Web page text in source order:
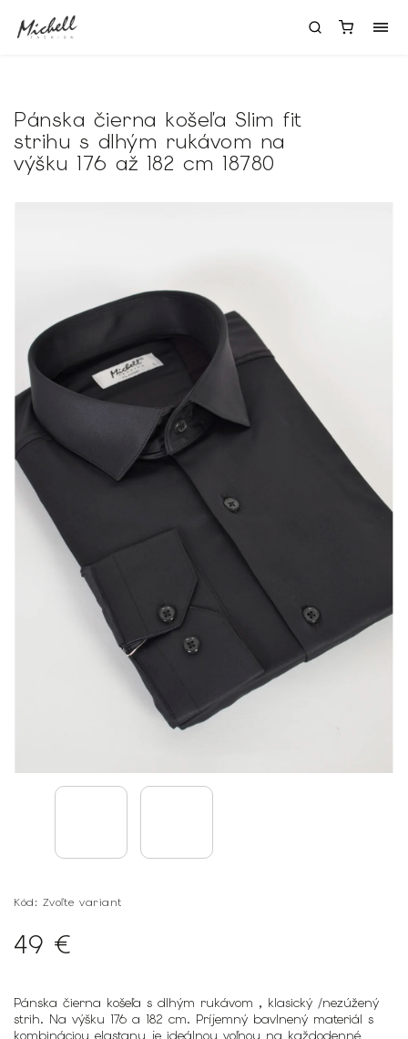
Pánska čierna košeľa Slim fit
strihu s dlhým rukávom na
výšku 176 až 182 cm 18780
Kód: Zvoľte variant
49 €
Pánska čierna košeľa s dlhým rukávom , klasický /nezúžený
strih. Na výšku 176 a 182 cm. Príjemný bavlnený materiál s
kombináciou elastanu je ideálnou voľnou na každodenné